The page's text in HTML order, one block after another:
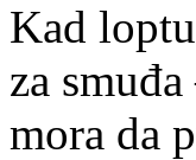
Kad
za
mora da